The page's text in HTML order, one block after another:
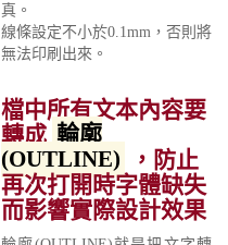
真。
線條設定不小於0.1mm，否則將
無法印刷出來。
檔中所有文本內容要
轉成 輪廓
(OUTLINE)
，防止
再次打開時字體缺失
而影響實際設計效果